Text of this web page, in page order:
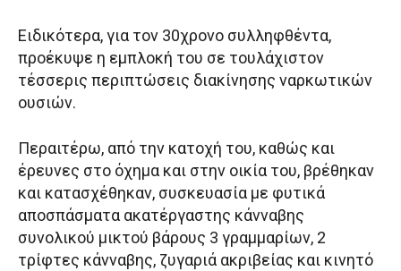
Ειδικότερα, για τον 30χρονο συλληφθέντα,
προέκυψε η εμπλοκή του σε τουλάχιστον
τέσσερις περιπτώσεις διακίνησης ναρκωτικών
ουσιών.
Περαιτέρω, από την κατοχή του, καθώς και
έρευνες στο όχημα και στην οικία του, βρέθηκαν
και κατασχέθηκαν, συσκευασία με φυτικά
αποσπάσματα ακατέργαστης κάνναβης
συνολικού μικτού βάρους 3 γραμμαρίων, 2
τρίφτες κάνναβης, ζυγαριά ακριβείας και κινητό